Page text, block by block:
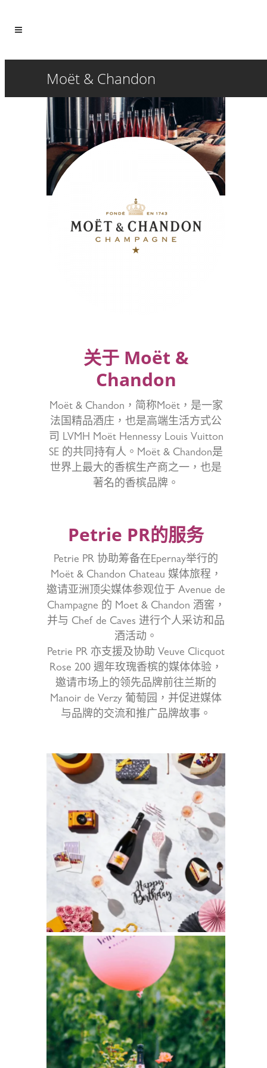
Moët & Chandon
关于 Moët &
Chandon
Moët & Chandon，简称Moët，是一家
法国精品酒庄，也是高端生活方式公
司 LVMH Moët Hennessy Louis Vuitton
SE 的共同持有人。Moët & Chandon是
世界上最大的香槟生产商之一，也是
著名的香槟品牌。
Petrie PR的服务
Petrie PR 协助筹备在Epernay举行的
Moët & Chandon Chateau 媒体旅程，
邀请亚洲顶尖媒体参观位于 Avenue de
Champagne 的 Moet & Chandon 酒窖，
并与 Chef de Caves 进行个人采访和品
酒活动。
Petrie PR 亦支援及协助 Veuve Clicquot
Rose 200 週年玫瑰香槟的媒体体验，
邀请市场上的领先品牌前往兰斯的
Manoir de Verzy 葡萄园，并促进媒体
与品牌的交流和推广品牌故事。